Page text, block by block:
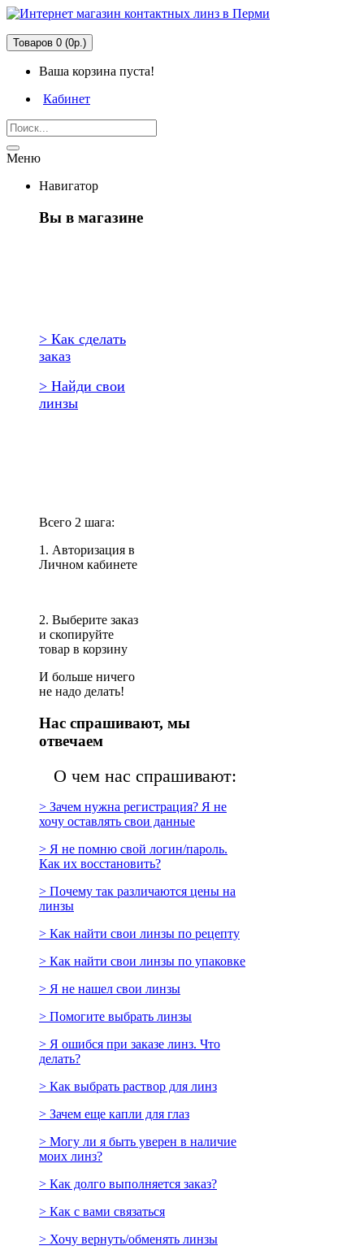
Товаров 0 (0р.)
Ваша корзина пуста!
Кабинет
Меню
Навигатор
Вы в магазине
> Как сделать
заказ
> Найди свои
линзы
Всего 2 шага:
1. Авторизация в
Личном кабинете
2. Выберите заказ
и скопируйте
товар в корзину
И больше ничего
не надо делать!
Нас спрашивают, мы
отвечаем
О чем нас спрашивают:
> Зачем нужна регистрация? Я не
хочу оставлять свои данные
> Я не помню свой логин/пароль.
Как их восстановить?
> Почему так различаются цены на
линзы
> Как найти свои линзы по рецепту
> Как найти свои линзы по упаковке
> Я не нашел свои линзы
> Помогите выбрать линзы
> Я ошибся при заказе линз. Что
делать?
> Как выбрать раствор для линз
> Зачем еще капли для глаз
> Могу ли я быть уверен в наличие
моих линз?
> Как долго выполняется заказ?
> Как с вами связаться
> Хочу вернуть/обменять линзы